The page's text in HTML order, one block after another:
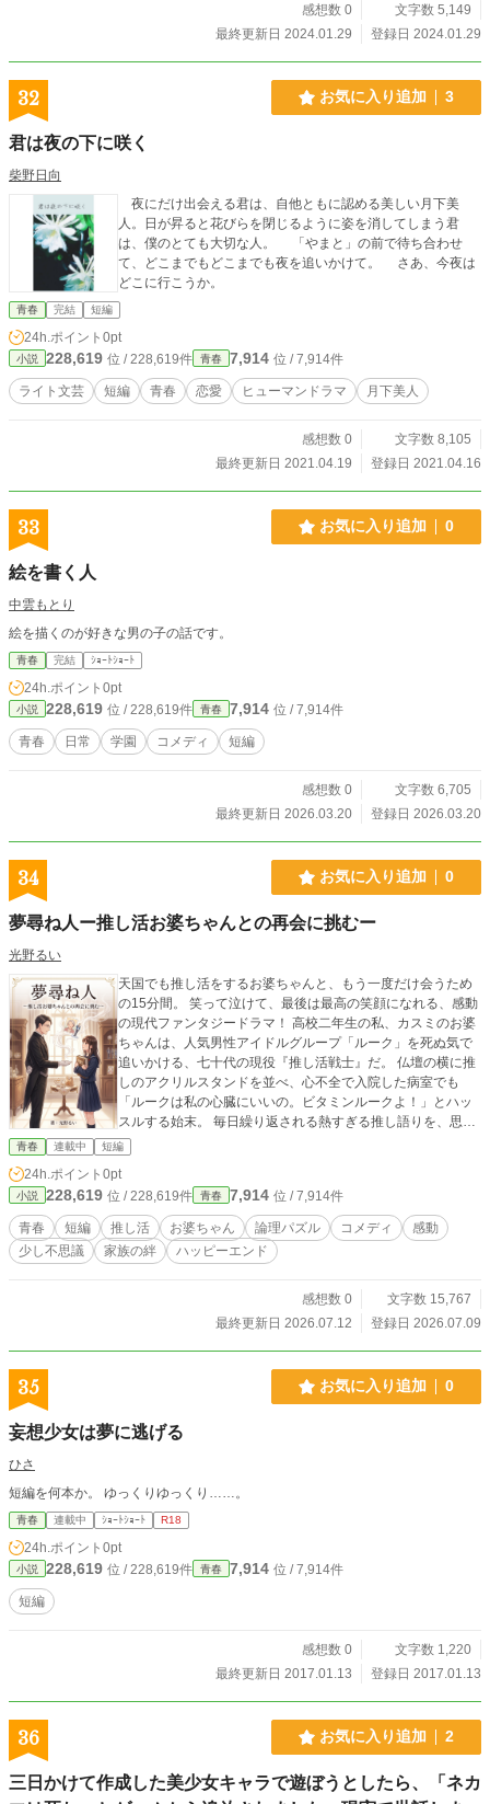
感想数 0
文字数 5,149
最終更新日 2024.01.29
登録日 2024.01.29
32 お気に入り追加 3
君は夜の下に咲く
柴野日向
夜にだけ出会える君は、自他ともに認める美しい月下美
人。日が昇ると花びらを閉じるように姿を消してしまう君
は、僕のとても大切な人。 「やまと」の前で待ち合わせ
て、どこまでもどこまでも夜を追いかけて。 さあ、今夜は
どこに行こうか。
青春 完結 短編
24h.ポイント 0pt
小説 228,619 位 / 228,619件 青春 7,914 位 / 7,914件
ライト文芸 短編 青春 恋愛 ヒューマンドラマ 月下美人
感想数 0
文字数 8,105
最終更新日 2021.04.19
登録日 2021.04.16
33 お気に入り追加 0
絵を書く人
中雲もとり
絵を描くのが好きな男の子の話です。
青春 完結 ｼｮｰﾄｼｮｰﾄ
24h.ポイント 0pt
小説 228,619 位 / 228,619件 青春 7,914 位 / 7,914件
青春 日常 学園 コメディ 短編
感想数 0
文字数 6,705
最終更新日 2026.03.20
登録日 2026.03.20
34 お気に入り追加 0
夢尋ね人ー推し活お婆ちゃんとの再会に挑むー
光野るい
天国でも推し活をするお婆ちゃんと、もう一度だけ会うため
の15分間。 笑って泣けて、最後は最高の笑顔になれる、感動
の現代ファンタジードラマ！ 高校二年生の私、カスミのお婆
ちゃんは、人気男性アイドルグループ「ルーク」を死ぬ気で
追いかける、七十代の現役『推し活戦士』だ。 仏壇の横に推
しのアクリルスタンドを並べ、心不全で入院した病室でも
「ルークは私の心臓にいいの。ビタミンルークよ！」とハッ
スルする始末。 毎日繰り返される熱すぎる推し語りを、思春
期の私はいつしか「うっとうしい」と感じてしまい、友達と
の約束を言い訳にして、お見舞いに行くのをやめてしまっ
た。 どうせ、すぐに退院して戻ってくる。 そう高を括ってい
たのに――お婆ちゃんは、ある日突然、帰らぬ人となってし
まう。 葬儀のあと、病室の遺品整理で見つけたのは、一冊の
分厚いアルバムだった。 赤ん坊の頃から高校の入学式まで、
私の一瞬一瞬の笑顔がびっしりと収められた思い出の束。お
写真を最期まで大切に眺めていたのだ。 「どうして、もっと
会いに行かなかったんだろう……！」 押し寄せる遅すぎた後
間――現世と常世の狭間にある『境界の館』だった。 そこで
私を迎えたのは、かつて現世で罪を犯し、その償いのために
の燕尾服を隙なく着こなし、銀縁眼鏡の奥に深い哀愁を秘め
場所へ案内いたしましょう」 お婆ちゃんともう一度だけ会え
る時間は、世界の理（ことわり）が綻ぶ、わずか五分間。 し
ならなかった。 それは、火をつけると一時間できっかり燃え
尽きる二本の風変わりな線香「常世霊香（とこよれいこ
も狂えば、二度とお婆ちゃんには会えない。プレッシャーと
タイムリミットが迫る中、私は、お婆ちゃんが愛したアイド
が、今ではこんなにも愛おしくて切ない。 大切な人を失った
すべての現代人に贈る、切なくも爽やかな、笑顔を取り戻す
ための奇跡の物語。
青春 連載中 短編
24h.ポイント 0pt
小説 228,619 位 / 228,619件 青春 7,914 位 / 7,914件
青春 短編 推し活 お婆ちゃん 論理パズル コメディ
感動
少し不思議
家族の絆 ハッピーエンド
感想数 0
文字数 15,767
最終更新日 2026.07.12
登録日 2026.07.09
35 お気に入り追加 0
妄想少女は夢に逃げる
ひさ
短編を何本か。 ゆっくりゆっくり……。
青春 連載中 ｼｮｰﾄｼｮｰﾄ R18
24h.ポイント 0pt
小説 228,619 位 / 228,619件 青春 7,914 位 / 7,914件
短編
感想数 0
文字数 1,220
最終更新日 2017.01.13
登録日 2017.01.13
36 お気に入り追加 2
三日かけて作成した美少女キャラで遊ぼうとしたら、「ネカ